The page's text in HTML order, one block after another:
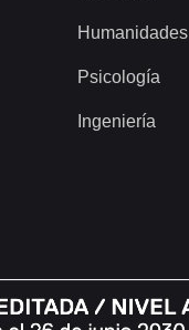
Humanidades
Psicología
Ingeniería